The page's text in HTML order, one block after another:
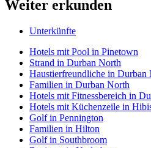
Weiter erkunden
Unterkünfte
Hotels mit Pool in Pinetown
Strand in Durban North
Haustierfreundliche in Durban
Familien in Durban North
Hotels mit Fitnessbereich in
Hotels mit Küchenzeile in
Golf in Pennington
Familien in Hilton
Golf in Southbroom